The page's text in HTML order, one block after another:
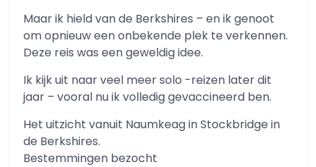
Maar ik hield van de Berkshires – en ik genoot
om opnieuw een onbekende plek te verkennen.
Deze reis was een geweldig idee.
Ik kijk uit naar veel meer solo -reizen later dit
jaar – vooral nu ik volledig gevaccineerd ben.
Het uitzicht vanuit Naumkeag in Stockbridge in
de Berkshires.
Bestemmingen bezocht